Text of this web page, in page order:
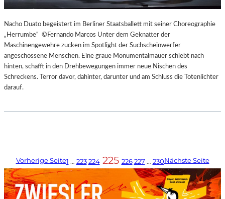
Nacho Duato begeistert im Berliner Staatsballett mit seiner Choreographie
„Herrumbe“ ©Fernando Marcos Unter dem Geknatter der
Maschinengewehre zucken im Spotlight der Suchscheinwerfer
angeschossene Menschen. Eine graue Monumentalmauer schiebt nach
hinten, schafft in den Drehbewegungen immer neue Nischen des
Schreckens. Terror davor, dahinter, darunter und am Schluss die Totenlichter
darauf.
Vorherige Seite1 … 223 224 225 226 227 … 230Nächste Seite